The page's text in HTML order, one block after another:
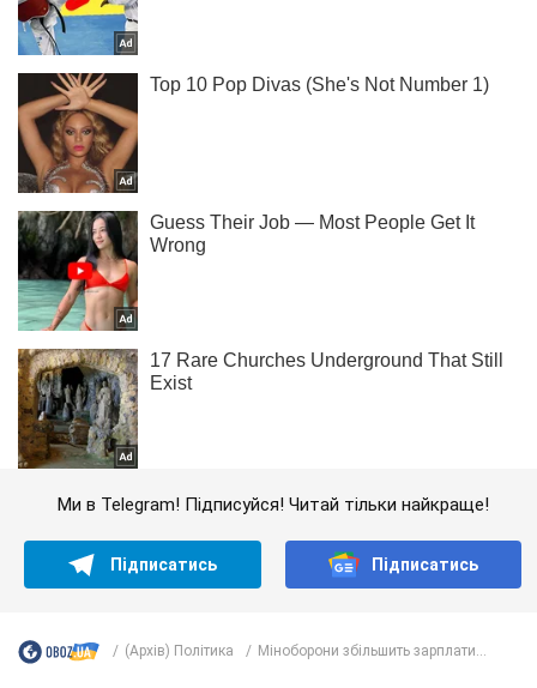
Ми в Telegram! Підписуйся! Читай тільки найкраще!
Підписатись Підписатись
(Архів) Політика Міноборони збільшить зарплати...